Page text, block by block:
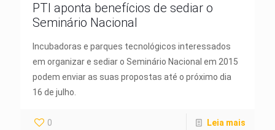
PTI aponta benefícios de sediar o
Seminário Nacional
Incubadoras e parques tecnológicos interessados
em organizar e sediar o Seminário Nacional em 2015
podem enviar as suas propostas até o próximo dia
16 de julho.
0 Leia mais